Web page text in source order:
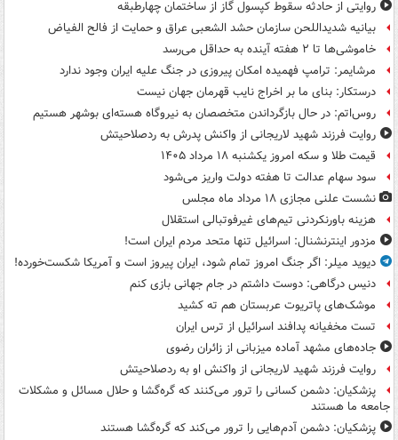
روایتی از حادثه سقوط کپسول گاز از ساختمان چهارطبقه
بیانیه شدیداللحن سازمان حشد الشعبی عراق و حمایت از فالح الفیاض
خاموشی‌ها تا ۲ هفته آینده به حداقل می‌رسد
مرشایمر: ترامپ فهمیده امکان پیروزی در جنگ علیه ایران وجود ندارد
درستکار: بنای ما بر اخراج نایب قهرمان جهان نیست
روس‌اتم: در حال بازگرداندن متخصصان به نیروگاه هسته‌ای بوشهر هستیم
روایت فرزند شهید لاریجانی از واکنش پدرش به ردصلاحیتش
قیمت طلا و سکه امروز یکشنبه ۱۸ مرداد ۱۴۰۵
سود سهام عدالت تا هفته دولت واریز می‌شود
نشست علنی مجازی ۱۸ مرداد ماه مجلس
هزینه باورنکردنی تیم‌های غیرفوتبالی استقلال
مزدور اینترنشنال: اسرائیل تنها متحد مردم ایران است!
دیوید میلر: اگر جنگ امروز تمام شود، ایران پیروز است و آمریکا شکست‌خورده!
دنیس درگاهی: دوست داشتم در جام جهانی بازی کنم
موشک‌های پاتریوت عربستان هم ته‌ کشید
تست مخفیانه پدافند اسرائیل از ترس ایران
جاده‌های مشهد آماده میزبانی از زائران رضوی
روایت فرزند شهید لاریجانی از واکنش او به ردصلاحیتش
پزشکیان: دشمن کسانی را ترور می‌کنند که گره‌گشا و حلال مسائل و مشکلات
جامعه ما هستند
پزشکیان: دشمن آدم‌هایی را ترور می‌کند که گره‌گشا هستند